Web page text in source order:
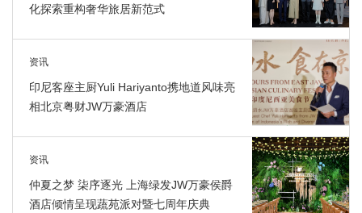
化探索重构奢华旅居新范式
资讯
印尼客座主厨Yuli Hariyanto携地道风味亮
相北京粤财JW万豪酒店
资讯
仲夏之梦 柒序逐光 上海绿发JW万豪侯爵
酒店倾情呈现蔬苑派对暨七周年庆典